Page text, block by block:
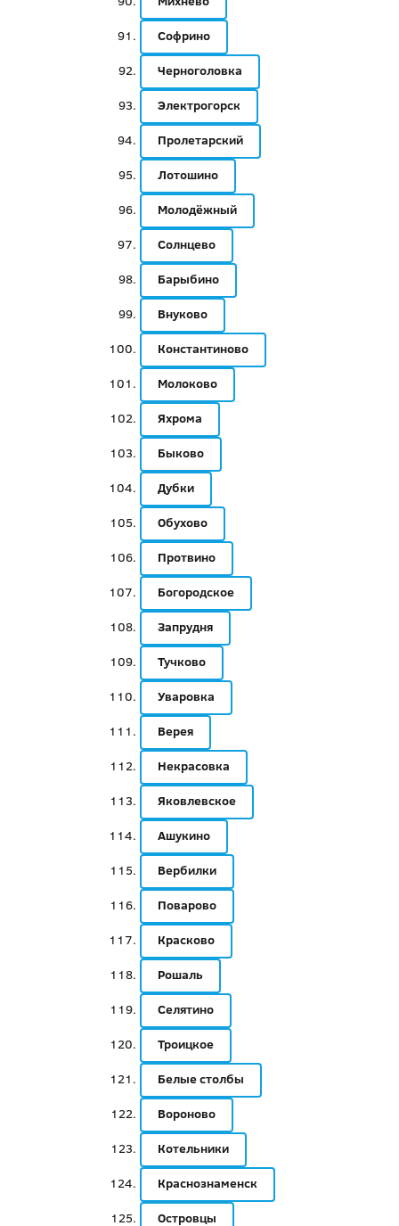
Софрино
Черноголовка
Электрогорск
Пролетарский
Лотошино
Молодёжный
Солнцево
Барыбино
Внуково
Константиново
Молоково
Яхрома
Быково
Дубки
Обухово
Протвино
Богородское
Запрудня
Тучково
Уваровка
Верея
Некрасовка
Яковлевское
Ашукино
Вербилки
Поварово
Красково
Рошаль
Селятино
Троицкое
Белые столбы
Вороново
Котельники
Краснознаменск
Островцы